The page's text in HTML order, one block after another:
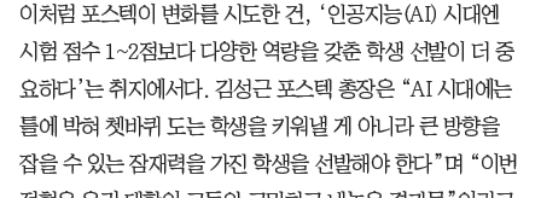
이처럼 포스텍이 변화를 시도한 건, ‘인공지능(AI) 시대엔
시험 점수 1~2점보다 다양한 역량을 갖춘 학생 선발이 더 중
요하다’는 취지에서다. 김성근 포스텍 총장은 “AI 시대에는
틀에 박혀 쳇바퀴 도는 학생을 키워낼 게 아니라 큰 방향을
잡을 수 있는 잠재력을 가진 학생을 선발해야 한다”며 “이번